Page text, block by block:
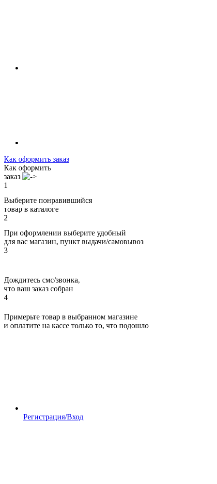
Как оформить заказ
Как оформить
заказ
1
Выберите понравившийся
товар в каталоге
2
При оформлении выберите удобный
для вас магазин, пункт выдачи/самовывоз
3
Дождитесь смс/звонка,
что ваш заказ собран
4
Примерьте товар в выбранном магазине
и оплатите на кассе только то, что подошло
Регистрация/Вход